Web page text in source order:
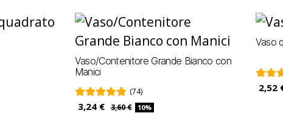
Vaso/Contenitore Grande Bianco con
Manici
(74)
3,24 € 3,60 € 10%
Vaso
2,52